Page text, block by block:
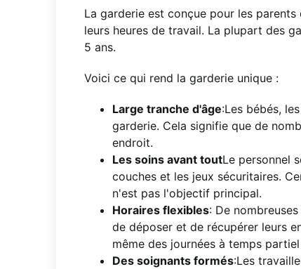
La garderie est conçue pour les
leurs heures de travail. La plupart des
5 ans.
Voici ce qui rend la garderie unique :
Large tranche d'âge:Les bébés,
garderie. Cela signifie que de
endroit.
Les soins avant toutLe personnel
couches et les jeux sécuritaires.
n'est pas l'objectif principal.
Horaires flexibles: De
de déposer et de récupérer leurs
même des journées à temps
Des soignants formés:Les